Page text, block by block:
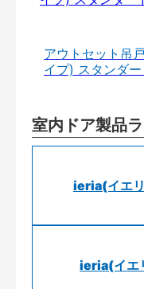
アウトセット吊
イプ) スタンダー
室内ドア製品
ieria(イエ
ieria(イエ